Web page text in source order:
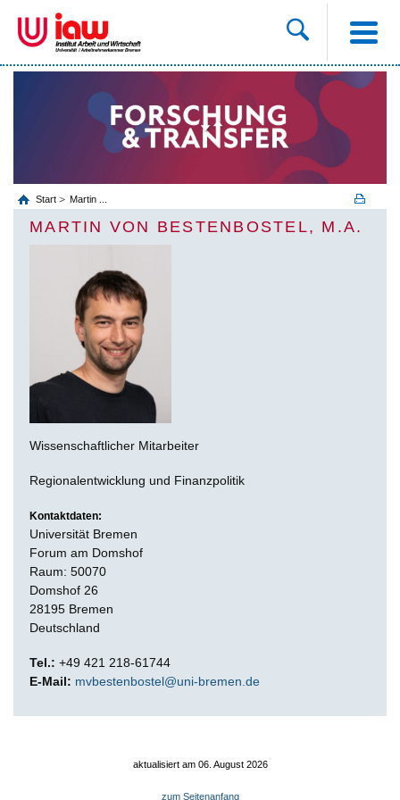
Start Martin ...
MARTIN VON BESTENBOSTEL, M.A.
Wissenschaftlicher Mitarbeiter
Regionalentwicklung und Finanzpolitik
Kontaktdaten:
Universität Bremen
Forum am Domshof
Raum: 50070
Domshof 26
28195 Bremen
Deutschland
Tel.: +49 421 218-61744
E-Mail: mvbestenbostel@uni-bremen.de
aktualisiert am 06. August 2026
zum Seitenanfang